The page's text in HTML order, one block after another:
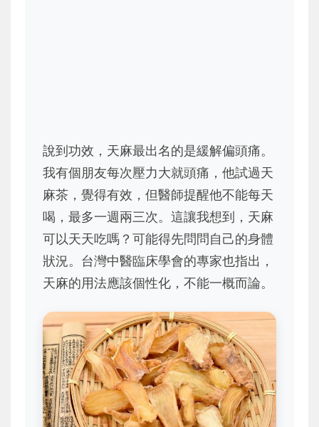
說到功效，天麻最出名的是緩解偏頭痛。
我有個朋友每次壓力大就頭痛，他試過天
麻茶，覺得有效，但醫師提醒他不能每天
喝，最多一週兩三次。這讓我想到，天麻
可以天天吃嗎？可能得先問問自己的身體
狀況。台灣中醫臨床學會的專家也指出，
天麻的用法應該個性化，不能一概而論。